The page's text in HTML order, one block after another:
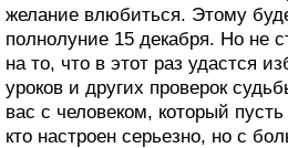
желание влюбиться. Этому
полнолуние 15 декабря. Но не
на то, что в этот раз удастся
уроков и других проверок
вас с человеком, который
кто настроен серьезно, но с